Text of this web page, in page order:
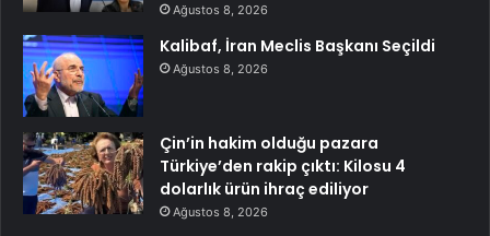
Ağustos 8, 2026
Kalibaf, İran Meclis Başkanı Seçildi
Ağustos 8, 2026
Çin’in hakim olduğu pazara
Türkiye’den rakip çıktı: Kilosu 4
dolarlık ürün ihraç ediliyor
Ağustos 8, 2026